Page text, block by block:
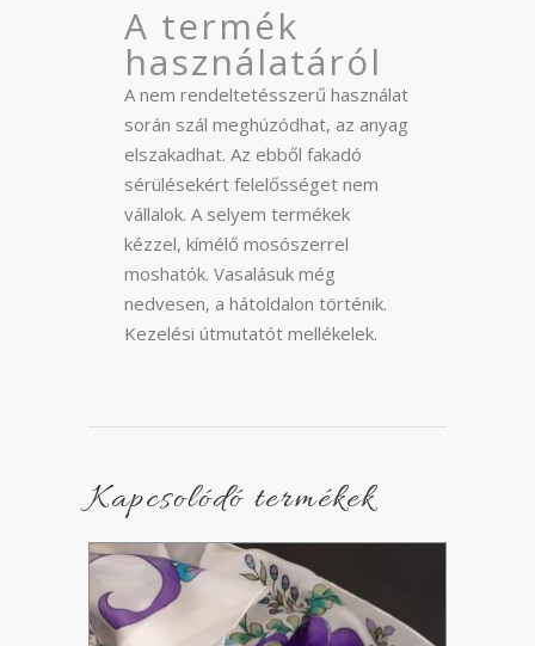
A termék
használatáról
A nem rendeltetésszerű használat
során szál meghúzódhat, az anyag
elszakadhat. Az ebből fakadó
sérülésekért felelősséget nem
vállalok. A selyem termékek
kézzel, kímélő mosószerrel
moshatók. Vasalásuk még
nedvesen, a hátoldalon történik.
Kezelési útmutatót mellékelek.
Kapcsolódó termékek